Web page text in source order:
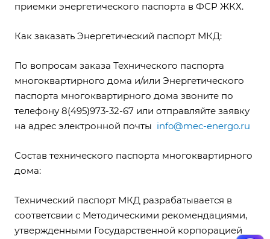
приемки энергетического паспорта в ФСР ЖКХ.
Как заказать Энергетический паспорт МКД:
По вопросам заказа Технического паспорта
многоквартирного дома и/или Энергетического
паспорта многоквартирного дома звоните по
телефону 8(495)973-32-67 или отправляйте заявку
на адрес электронной почты info@mec-energo.ru
Состав технического паспорта многоквартирного
дома:
Технический паспорт МКД разрабатывается в
соответсвии с Методическими рекомендациями,
утвержденными Государственной корпорацией